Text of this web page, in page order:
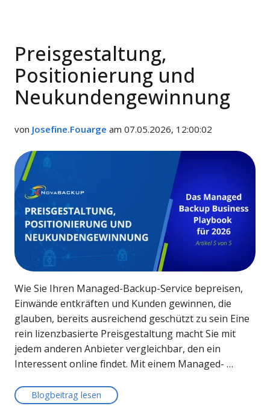
Preisgestaltung,
Positionierung und
Neukundengewinnung
von Josefine.Fouarge am 07.05.2026, 12:00:02
Wie Sie Ihren Managed-Backup-Service bepreisen,
Einwände entkräften und Kunden gewinnen, die
glauben, bereits ausreichend geschützt zu sein Eine
rein lizenzbasierte Preisgestaltung macht Sie mit
jedem anderen Anbieter vergleichbar, den ein
Interessent online findet. Mit einem Managed- …
Blogbeitrag lesen